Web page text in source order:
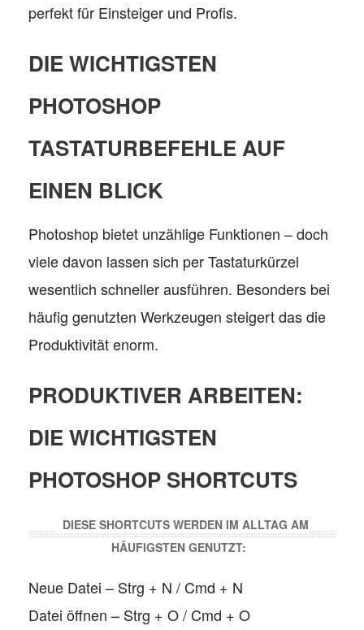
perfekt für Einsteiger und Profis.
DIE WICHTIGSTEN
PHOTOSHOP
TASTATURBEFEHLE AUF
EINEN BLICK
Photoshop bietet unzählige Funktionen – doch
viele davon lassen sich per Tastaturkürzel
wesentlich schneller ausführen. Besonders bei
häufig genutzten Werkzeugen steigert das die
Produktivität enorm.
PRODUKTIVER ARBEITEN:
DIE WICHTIGSTEN
PHOTOSHOP SHORTCUTS
DIESE SHORTCUTS WERDEN IM ALLTAG AM
HÄUFIGSTEN GENUTZT:
Neue Datei – Strg + N / Cmd + N
Datei öffnen – Strg + O / Cmd + O